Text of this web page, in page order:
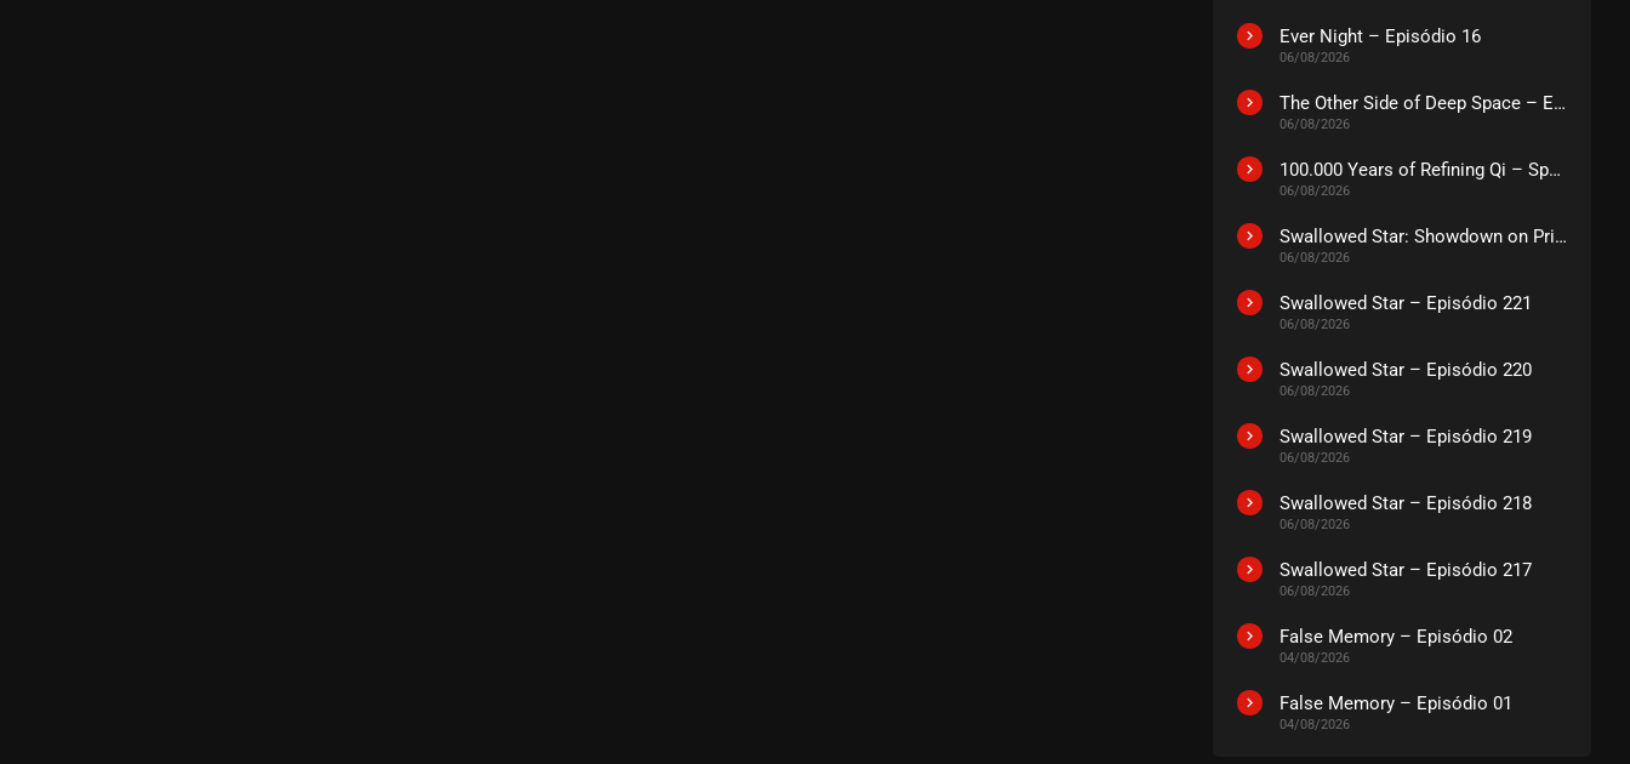
ASSISTIDO
ASSISTIDO
EPISÓDIO 303-304
EPISÓDIO 301-302
janeiro 27, 2026
janeiro 20, 2026
EPISÓDIO 293-294
Ever Night – Episódio 16
06/08/2026
The Other Side of Deep Space – Episódio 14
06/08/2026
100.000 Years of Refining Qi – Special
06/08/2026
Swallowed Star: Showdown on Primeval Star – O Filme
06/08/2026
Swallowed Star – Episódio 221
06/08/2026
Swallowed Star – Episódio 220
06/08/2026
Swallowed Star – Episódio 219
06/08/2026
Swallowed Star – Episódio 218
06/08/2026
Swallowed Star – Episódio 217
06/08/2026
False Memory – Episódio 02
04/08/2026
False Memory – Episódio 01
04/08/2026